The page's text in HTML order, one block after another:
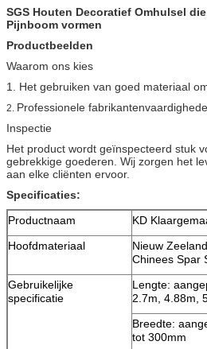
SGS Houten Decoratief Omhulsel
Pijnboom vormen
Productbeelden
Waarom ons kies
1. Het gebruiken van goed materiaal
2. Professionele
Inspectie
Het product wordt geïnspecteerd stuk
gebrekkige goederen. Wij zorgen het
aan elke cliënten ervoor.
Specificaties:
Productnaam
KD
Hoofdmateriaal
Nieuw
Chinees Spar
Gebruikelijke
specificatie
Lengte:
2.7m, 4.88m,
Breedte:
tot 300mm